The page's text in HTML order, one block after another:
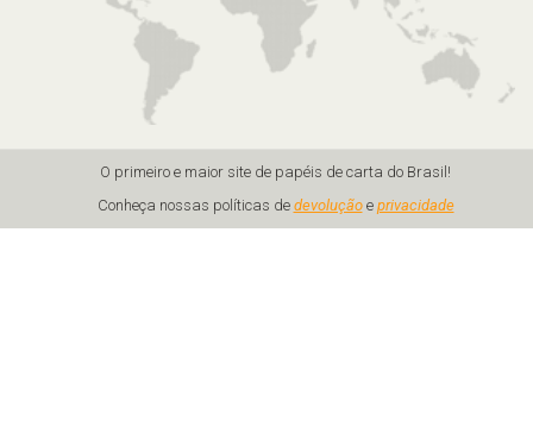
O primeiro e maior site de papéis de carta do Brasil!
Conheça nossas políticas de devoluçãoe privacidade